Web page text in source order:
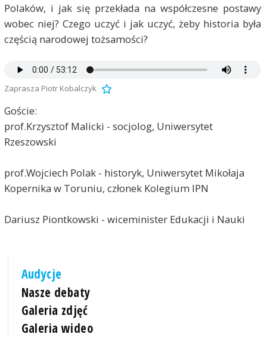
Polaków, i jak się przekłada na współczesne postawy
wobec niej? Czego uczyć i jak uczyć, żeby historia była
częścią narodowej tożsamości?
Zaprasza Piotr Kobalczyk
Goście:
prof.Krzysztof Malicki - socjolog, Uniwersytet
Rzeszowski
prof.Wojciech Polak - historyk, Uniwersytet Mikołaja
Kopernika w Toruniu, członek Kolegium IPN
Dariusz Piontkowski - wiceminister Edukacji i Nauki
Audycje
Nasze debaty
Galeria zdjęć
Galeria wideo